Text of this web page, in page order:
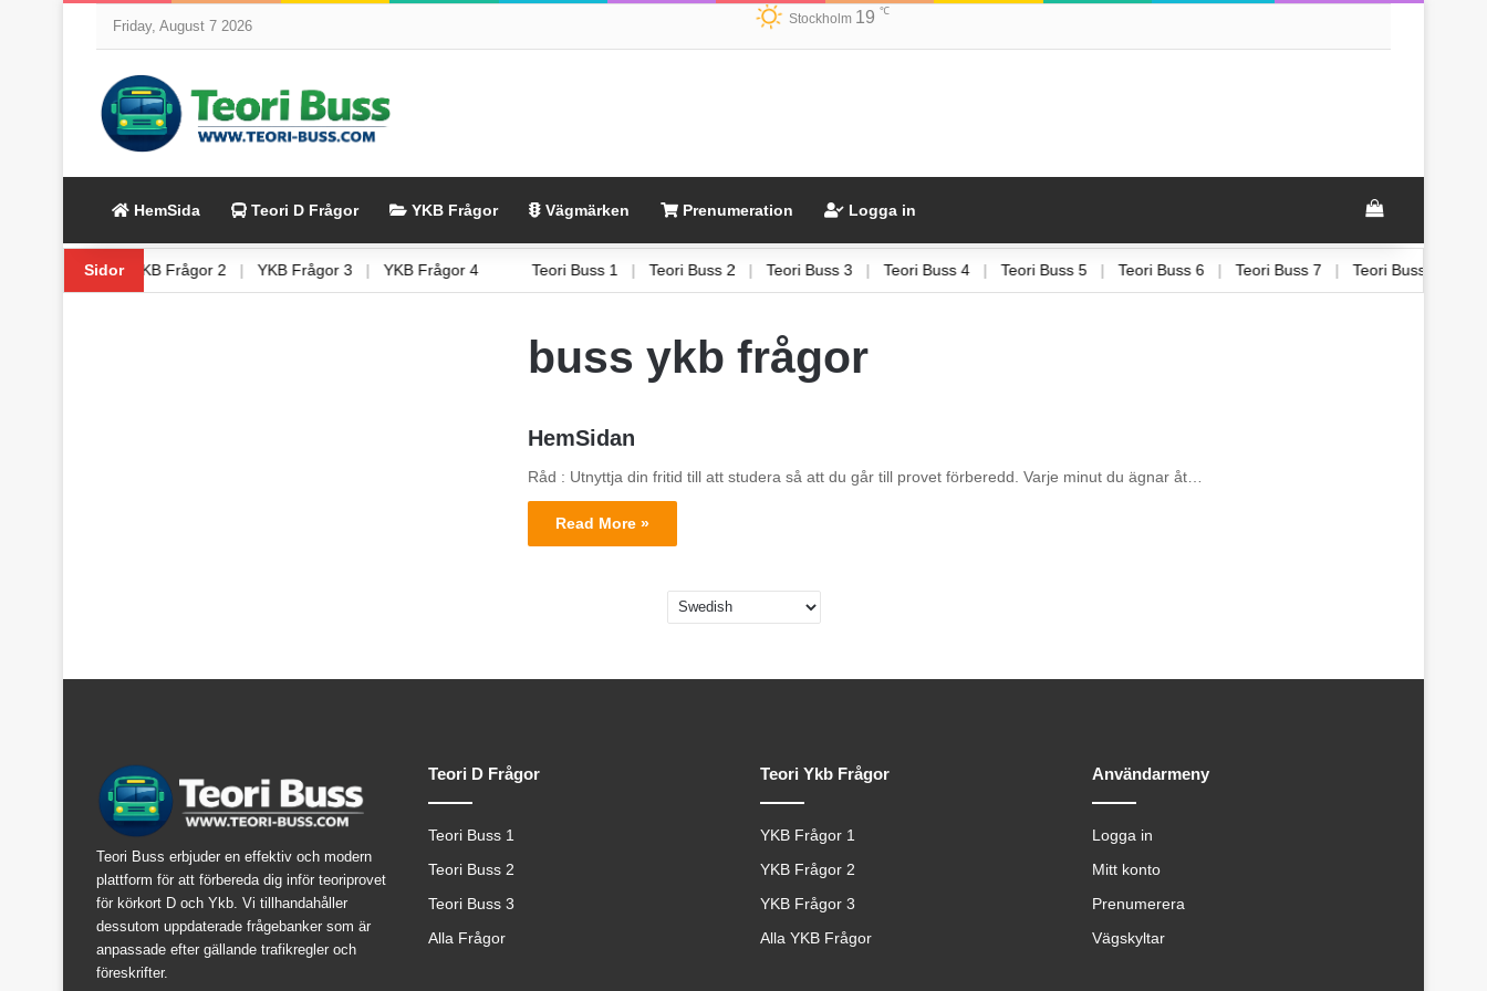
Friday, August 7 2026 Stockholm 19 ℃
HemSida Teori D Frågor YKB Frågor Vägmärken Prenumeration Logga in View your
Sidor
YKB Frågor 1 YKB Frågor 2 | YKB Frågor 3 | YKB Frågor 4 Teori Buss 1 | Teori Buss 2 | Teori Buss 3 | Teori Buss 4 | Teori Buss 5 | Teori Buss 6 | Teori Buss 7 | Teori Buss 8
buss ykb frågor
HemSidan
Råd : Utnyttja din fritid till att studera så att du går till provet förberedd. Varje minut du ägnar åt…
Read More »
Teori Buss erbjuder en effektiv och modern
plattform för att förbereda dig inför teoriprovet
för körkort D och Ykb. Vi tillhandahåller
dessutom uppdaterade frågebanker som är
anpassade efter gällande trafikregler och
föreskrifter.
Teori D Frågor
Teori Buss 1
Teori Buss 2
Teori Buss 3
Alla Frågor
Teori Ykb Frågor
YKB Frågor 1
YKB Frågor 2
YKB Frågor 3
Alla YKB Frågor
Användarmeny
Logga in
Mitt konto
Prenumerera
Vägskyltar